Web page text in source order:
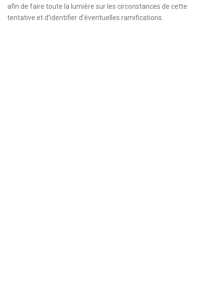
afin de faire toute la lumière sur les circonstances de cette
tentative et d’identifier d’éventuelles ramifications.